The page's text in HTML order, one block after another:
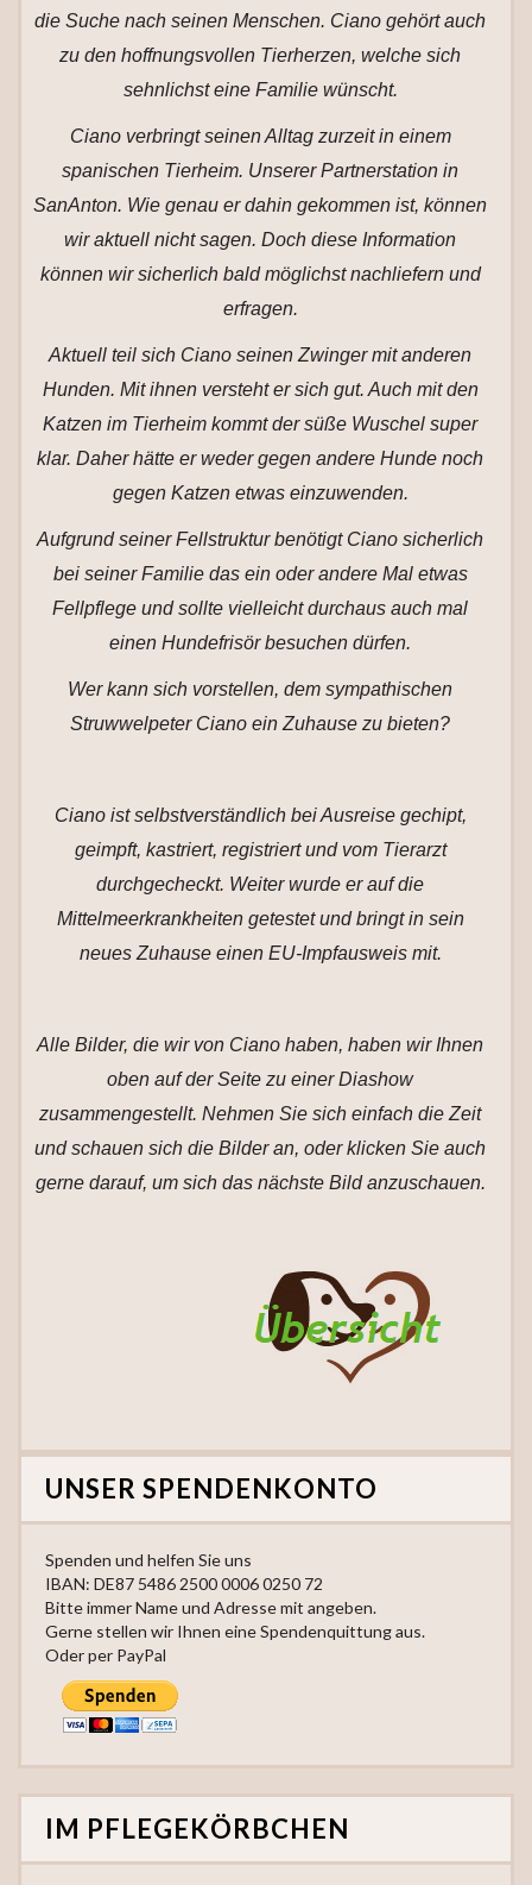
die Suche nach seinen Menschen. Ciano gehört auch
zu den hoffnungsvollen Tierherzen, welche sich
sehnlichst eine Familie wünscht.
Ciano verbringt seinen Alltag zurzeit in einem
spanischen Tierheim. Unserer Partnerstation in
SanAnton. Wie genau er dahin gekommen ist, können
wir aktuell nicht sagen. Doch diese Information
können wir sicherlich bald möglichst nachliefern und
erfragen.
Aktuell teil sich Ciano seinen Zwinger mit anderen
Hunden. Mit ihnen versteht er sich gut. Auch mit den
Katzen im Tierheim kommt der süße Wuschel super
klar. Daher hätte er weder gegen andere Hunde noch
gegen Katzen etwas einzuwenden.
Aufgrund seiner Fellstruktur benötigt Ciano sicherlich
bei seiner Familie das ein oder andere Mal etwas
Fellpflege und sollte vielleicht durchaus auch mal
einen Hundefrisör besuchen dürfen.
Wer kann sich vorstellen, dem sympathischen
Struwwelpeter Ciano ein Zuhause zu bieten?
Ciano ist selbstverständlich bei Ausreise gechipt,
geimpft, kastriert, registriert und vom Tierarzt
durchgecheckt. Weiter wurde er auf die
Mittelmeerkrankheiten getestet und bringt in sein
neues Zuhause einen EU-Impfausweis mit.
Alle Bilder, die wir von Ciano haben, haben wir Ihnen
oben auf der Seite zu einer Diashow
zusammengestellt. Nehmen Sie sich einfach die Zeit
und schauen sich die Bilder an, oder klicken Sie auch
gerne darauf, um sich das nächste Bild anzuschauen.
UNSER SPENDENKONTO
Spenden und helfen Sie uns
IBAN: DE87 5486 2500 0006 0250 72
Bitte immer Name und Adresse mit angeben.
Gerne stellen wir Ihnen eine Spendenquittung aus.
Oder per PayPal
IM PFLEGEKÖRBCHEN